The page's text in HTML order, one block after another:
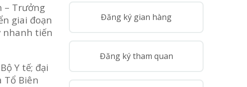
– Trưởng
giai đoạn
nhanh tiến
Y tế; đại
Tổ Biên
Đăng ký gian hàng
Đăng ký tham quan